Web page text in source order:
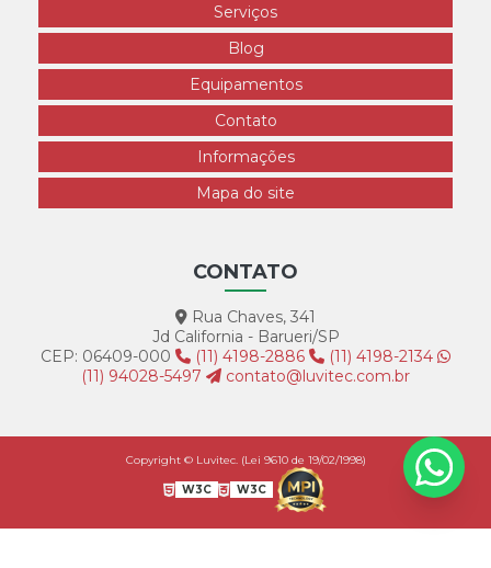
Serviços
Blog
Equipamentos
Contato
Informações
Mapa do site
CONTATO
Rua Chaves, 341
Jd California - Barueri/SP
CEP: 06409-000
(11) 4198-2886
(11) 4198-2134
(11) 94028-5497
contato@luvitec.com.br
Copyright © Luvitec. (Lei 9610 de 19/02/1998)
W3C W3C